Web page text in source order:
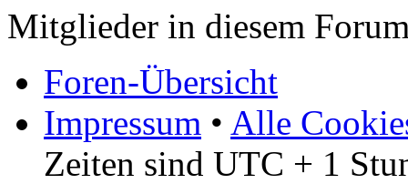
Mitglieder in diesem
Foren-Übersicht
Impressum • Alle
Zeiten sind UTC + 1